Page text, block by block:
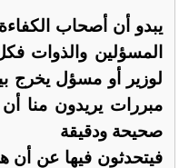
يبدو أن أصحاب
المسؤلين والذوات
لوزير أو مسؤل يخرج
مبررات يريدون منا أن
صحيحة ودقيقة
فيتحدثون فيها عن أن